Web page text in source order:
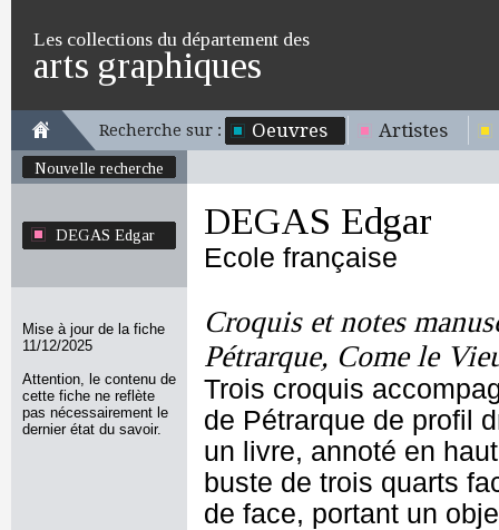
Les collections du département des
arts graphiques
Recherche sur : Oeuvres Artistes
Nouvelle recherche
DEGAS Edgar
Mise à jour de la fiche
11/12/2025
Attention, le contenu de
cette fiche ne reflète
pas nécessairement le
dernier état du savoir.
DEGAS Edgar
Ecole française
Croquis et notes
Pétrarque, Come le
Trois croquis
de Pétrarque de profil
un livre, annoté en
buste de trois quarts
de face, portant un